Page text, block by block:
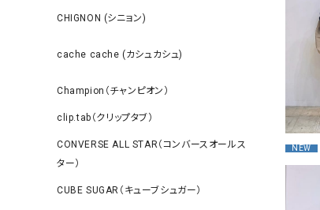
CHIGNON (シニョン)
cache cache (カシュカシュ)
Champion（チャンピオン）
clip.tab（クリップタブ）
CONVERSE ALL STAR（コンバースオールス
ター）
CUBE SUGAR（キューブシュガー）
NEW